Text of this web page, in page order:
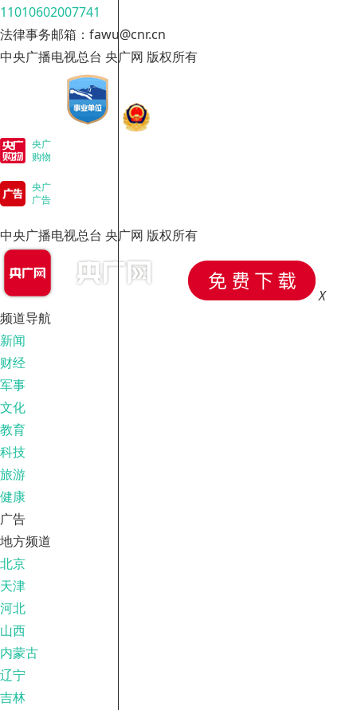
11010602007741
法律事务邮箱：fawu@cnr.cn
中央广播电视总台 央广网 版权所有
央广
购物
央广
广告
中央广播电视总台 央广网 版权所有
X
频道导航
新闻
财经
军事
文化
教育
科技
旅游
健康
广告
地方频道
北京
天津
河北
山西
内蒙古
辽宁
吉林